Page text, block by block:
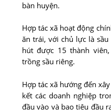
bàn huyện.
Hợp tác xã hoạt động
ăn trái, với chủ lực là sầu
hút được 15 thành
trồng sầu riêng.
Hợp tác xã hướng đến
kết các doanh nghiệp
đầu vào và bao tiêu đầu